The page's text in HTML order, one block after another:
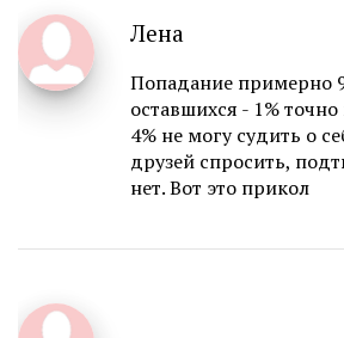
Лена
Попадание примерно
оставшихся - 1%
4% не могу судить о
друзей спросить,
нет. Вот это прикол